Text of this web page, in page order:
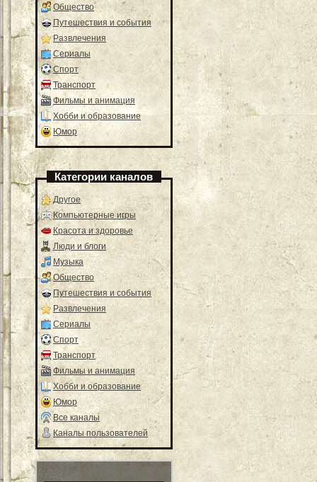
Общество
Путешествия и события
Развлечения
Сериалы
Спорт
Транспорт
Фильмы и анимация
Хобби и образование
Юмор
Категории каналов
Другое
Компьютерные игры
Красота и здоровье
Люди и блоги
Музыка
Общество
Путешествия и события
Развлечения
Сериалы
Спорт
Транспорт
Фильмы и анимация
Хобби и образование
Юмор
Все каналы
Каналы пользователей